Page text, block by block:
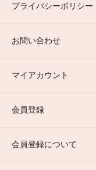
プライバシーポリシー
お問い合わせ
マイアカウント
会員登録
会員登録について